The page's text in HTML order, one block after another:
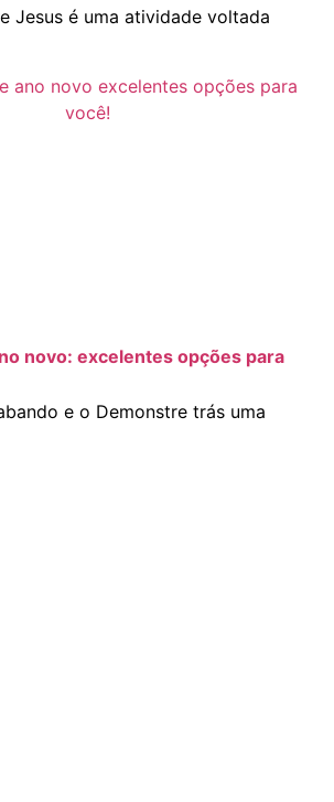
Jesus é uma atividade voltada
novo: excelentes opções para
e o Demonstre trás uma